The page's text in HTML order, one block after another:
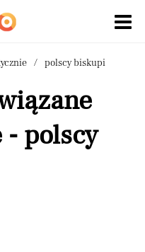
polscy biskupi
polscy